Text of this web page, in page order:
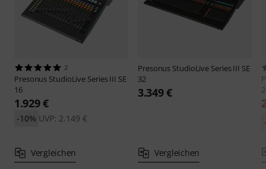
2
Presonus StudioLive Series III SE
16
1.929 €
UVP: 2.149 €
-10%
Vergleichen
Presonus StudioLive Series III SE
32
3.349 €
Vergleichen